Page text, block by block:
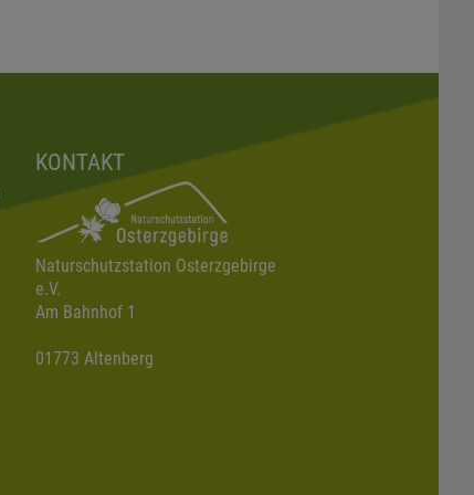
KONTAKT
Naturschutzstation Osterzgebirge
e.V.
Am Bahnhof 1
01773 Altenberg